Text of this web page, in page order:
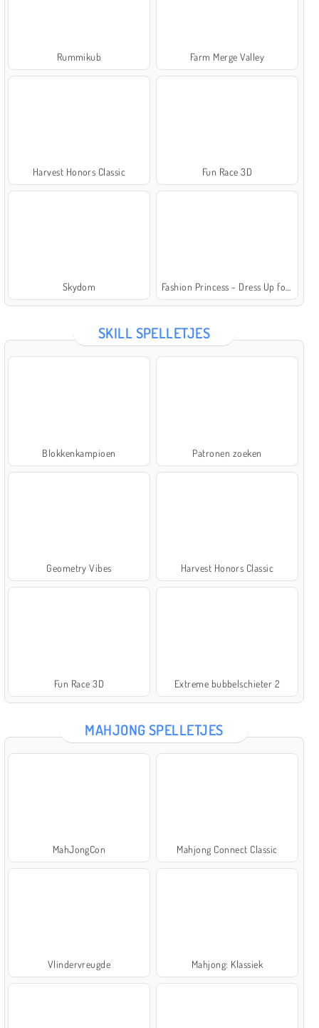
Rummikub Farm Merge Valley
Harvest Honors Classic Fun Race 3D
Skydom Fashion Princess - Dress Up for Girls
SKILL SPELLETJES
Blokkenkampioen Patronen zoeken
Geometry Vibes Harvest Honors Classic
Fun Race 3D Extreme bubbelschieter 2
MAHJONG SPELLETJES
MahJongCon Mahjong Connect Classic
Vlindervreugde Mahjong: Klassiek